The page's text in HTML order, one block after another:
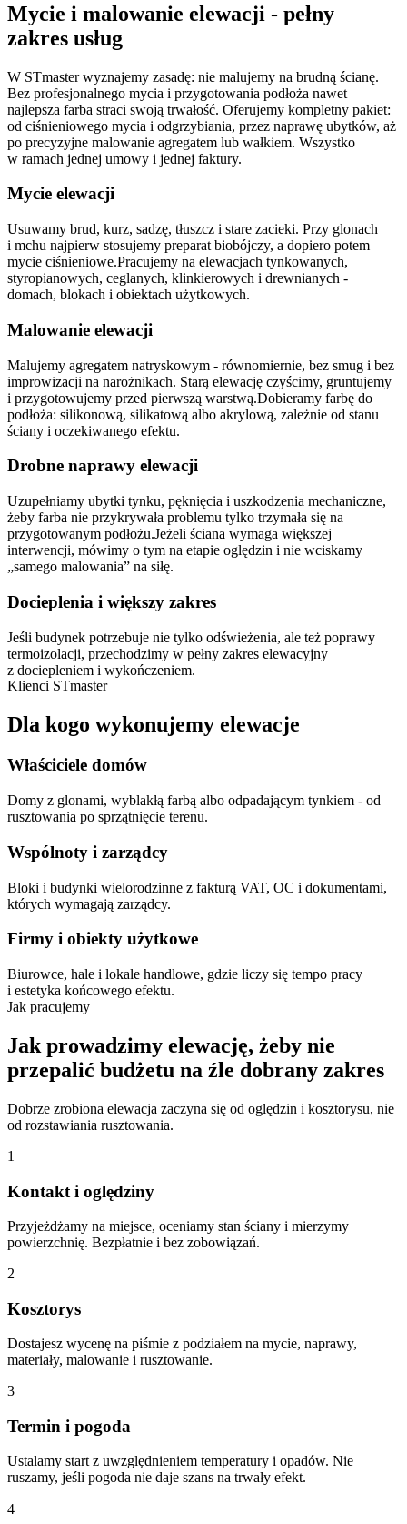
Mycie i malowanie elewacji - pełny
zakres usług
W STmaster wyznajemy zasadę: nie malujemy na brudną ścianę.
Bez profesjonalnego mycia i przygotowania podłoża nawet
najlepsza farba straci swoją trwałość. Oferujemy kompletny pakiet:
od ciśnieniowego mycia i odgrzybiania, przez naprawę ubytków, aż
po precyzyjne malowanie agregatem lub wałkiem. Wszystko
w ramach jednej umowy i jednej faktury.
Mycie elewacji
Usuwamy brud, kurz, sadzę, tłuszcz i stare zacieki. Przy glonach
i mchu najpierw stosujemy preparat biobójczy, a dopiero potem
mycie ciśnieniowe.Pracujemy na elewacjach tynkowanych,
styropianowych, ceglanych, klinkierowych i drewnianych -
domach, blokach i obiektach użytkowych.
Malowanie elewacji
Malujemy agregatem natryskowym - równomiernie, bez smug i bez
improwizacji na narożnikach. Starą elewację czyścimy, gruntujemy
i przygotowujemy przed pierwszą warstwą.Dobieramy farbę do
podłoża: silikonową, silikatową albo akrylową, zależnie od stanu
ściany i oczekiwanego efektu.
Drobne naprawy elewacji
Uzupełniamy ubytki tynku, pęknięcia i uszkodzenia mechaniczne,
żeby farba nie przykrywała problemu tylko trzymała się na
przygotowanym podłożu.Jeżeli ściana wymaga większej
interwencji, mówimy o tym na etapie oględzin i nie wciskamy
„samego malowania” na siłę.
Docieplenia i większy zakres
Jeśli budynek potrzebuje nie tylko odświeżenia, ale też poprawy
termoizolacji, przechodzimy w pełny zakres elewacyjny
z dociepleniem i wykończeniem.
Klienci STmaster
Dla kogo wykonujemy elewacje
Właściciele domów
Domy z glonami, wyblakłą farbą albo odpadającym tynkiem - od
rusztowania po sprzątnięcie terenu.
Wspólnoty i zarządcy
Bloki i budynki wielorodzinne z fakturą VAT, OC i dokumentami,
których wymagają zarządcy.
Firmy i obiekty użytkowe
Biurowce, hale i lokale handlowe, gdzie liczy się tempo pracy
i estetyka końcowego efektu.
Jak pracujemy
Jak prowadzimy elewację, żeby nie
przepalić budżetu na źle dobrany zakres
Dobrze zrobiona elewacja zaczyna się od oględzin i kosztorysu, nie
od rozstawiania rusztowania.
1
Kontakt i oględziny
Przyjeżdżamy na miejsce, oceniamy stan ściany i mierzymy
powierzchnię. Bezpłatnie i bez zobowiązań.
2
Kosztorys
Dostajesz wycenę na piśmie z podziałem na mycie, naprawy,
materiały, malowanie i rusztowanie.
3
Termin i pogoda
Ustalamy start z uwzględnieniem temperatury i opadów. Nie
ruszamy, jeśli pogoda nie daje szans na trwały efekt.
4